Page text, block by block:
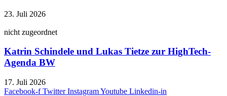
23. Juli 2026
nicht zugeordnet
Katrin Schindele und Lukas Tietze zur HighTech-
Agenda BW
17. Juli 2026
Facebook-f Twitter InstagramYoutube Linkedin-in